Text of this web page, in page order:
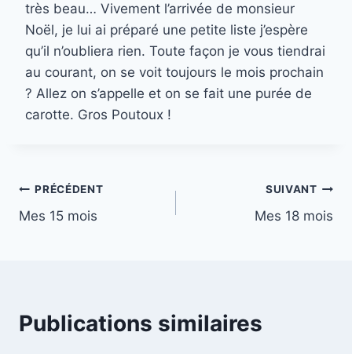
très beau… Vivement l’arrivée de monsieur
Noël, je lui ai préparé une petite liste j’espère
qu’il n’oubliera rien. Toute façon je vous tiendrai
au courant, on se voit toujours le mois prochain
? Allez on s’appelle et on se fait une purée de
carotte. Gros Poutoux !
Navigation
de
PRÉCÉDENT
Mes 15 mois
SUIVANT
Mes 18 mois
Publications similaires